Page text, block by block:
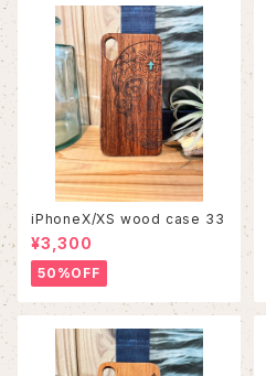
iPhoneX/XS wood case 33
¥3,300
50%OFF